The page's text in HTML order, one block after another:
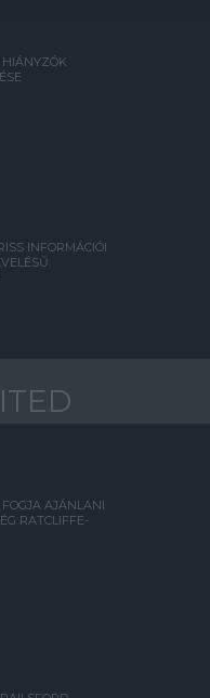
HIÁNYZÓK
INFORMÁCIÓI
AJÁNLANI
RATCLIFFE-